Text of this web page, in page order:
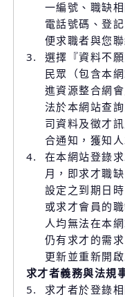
一編號、職缺
電話號碼、登
便求職者與您
3.
選擇『資料不
民眾（包含本
進資源整合網
法於本網站查
司資料及徵才
合通知，獲知
4.
在本網站登錄
月，即求才職
設定之到期日
或求才會員的
人均無法在本
仍有求才的需
更新並重新開
求才者義務與法規
5.
求才者於登錄